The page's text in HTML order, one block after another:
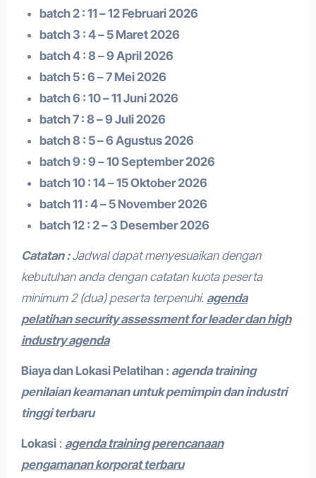
batch 2 : 11 – 12 Februari 2026
batch 3 : 4 – 5 Maret 2026
batch 4 : 8 – 9 April 2026
batch 5 : 6 – 7 Mei 2026
batch 6 : 10 – 11 Juni 2026
batch 7 : 8 – 9 Juli 2026
batch 8 : 5 – 6 Agustus 2026
batch 9 : 9 – 10 September 2026
batch 10 : 14 – 15 Oktober 2026
batch 11 : 4 – 5 November 2026
batch 12 : 2 – 3 Desember 2026
Catatan :Jadwal dapat menyesuaikan dengan
kebutuhan anda dengan catatan kuota peserta
minimum 2 (dua) peserta terpenuhi. agenda
pelatihan security assessment for leader dan high
industry agenda
Biaya dan Lokasi Pelatihan : agenda training
penilaian keamanan untuk pemimpin dan industri
tinggi terbaru
Lokasi: agenda training perencanaan
pengamanan korporat terbaru